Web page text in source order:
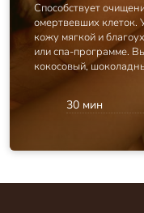
Способствует
омертвевших клеток.
кожу мягкой и
или спа-программе.
кокосовый,
30 мин